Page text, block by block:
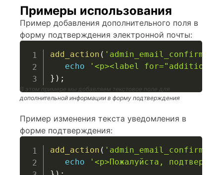
Примеры использования
Пример добавления дополнительного поля в
форму подтверждения электронной почты:
add_action (
echo
'<p><label
} ) ;
В этом примере мы добавляем текстовое поле для
дополнительной информации в форму подтверждения
Пример изменения текста уведомления в
форме подтверждения:
add_action (
echo
'<p>Пожалуйста,